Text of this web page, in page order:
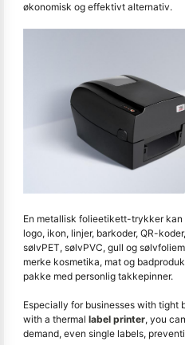
økonomisk og effektivt alternativ.
En metallisk folieetikett-trykker kan
logo, ikon, linjer, barkoder, QR-
sølvPET, sølvPVC, gull og
merke kosmetika, mat og
pakke med personlig takkepinner.
Especially for businesses with tight
with a thermal label printer, you
demand, even single labels,